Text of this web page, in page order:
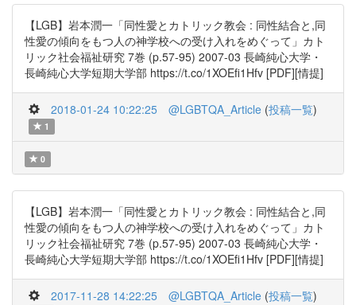
【LGB】岩本潤一「同性愛とカトリック教会 : 同性結合と,同
性愛の傾向をもつ人の神学校への受け入れをめぐって」カト
リック社会福祉研究 7巻 (p.57-95) 2007-03 長崎純心大学・
長崎純心大学短期大学部 https://t.co/1XOEfi1Hfv [PDF][情提]
2018-01-24 10:22:25 @LGBTQA_Article (投稿一覧)
1
0
【LGB】岩本潤一「同性愛とカトリック教会 : 同性結合と,同
性愛の傾向をもつ人の神学校への受け入れをめぐって」カト
リック社会福祉研究 7巻 (p.57-95) 2007-03 長崎純心大学・
長崎純心大学短期大学部 https://t.co/1XOEfi1Hfv [PDF][情提]
2017-11-28 14:22:25 @LGBTQA_Article (投稿一覧)